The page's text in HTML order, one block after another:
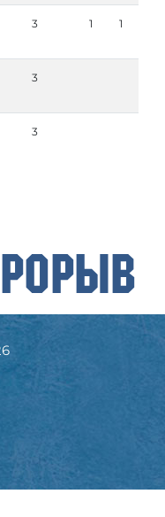
3 1 1
3
3